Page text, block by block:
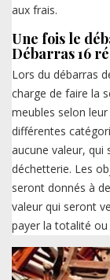
aux frais.
Une fois le
Débarras 16
Lors du débarras
charge de faire la
meubles selon
différentes
aucune valeur, qui
déchetterie. Les
seront donnés à
valeur qui seront
payer la totalité ou